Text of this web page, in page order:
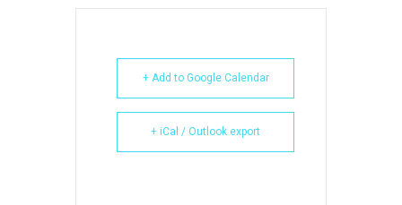
+ Add to Google Calendar
+ iCal / Outlook export